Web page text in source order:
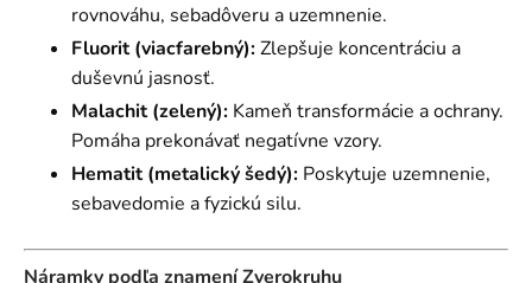
rovnováhu, sebadôveru a uzemnenie.
Fluorit (viacfarebný):Zlepšuje koncentráciu a
duševnú jasnosť.
Malachit (zelený): Kameň transformácie a ochrany.
Pomáha prekonávať negatívne vzory.
Hematit (metalický šedý): Poskytuje uzemnenie,
sebavedomie a fyzickú silu.
Náramky podľa znamení Zverokruhu